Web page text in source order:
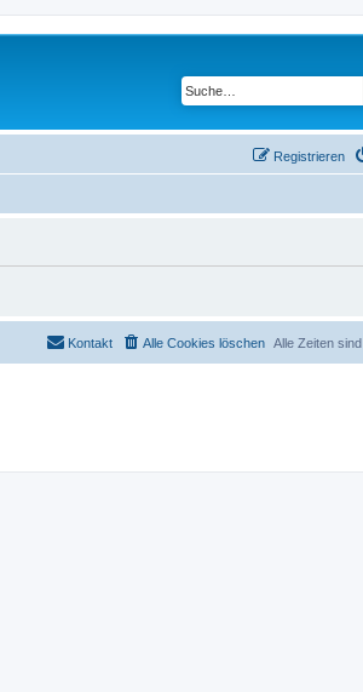
Registrieren
Alle Zeiten sind
Alle Cookies löschen
Kontakt